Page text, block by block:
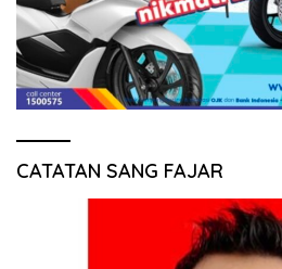
CATATAN SANG FAJAR